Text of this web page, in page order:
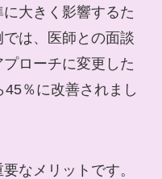
大きく影響するた
は、医師との面談
ローチに変更した
％に改善されまし
要なメリットです。